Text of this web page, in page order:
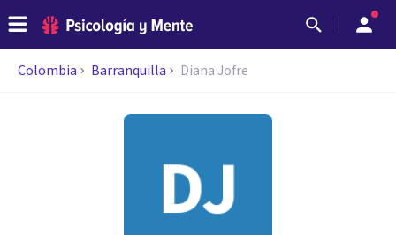
Colombia Barranquilla Diana Jofre